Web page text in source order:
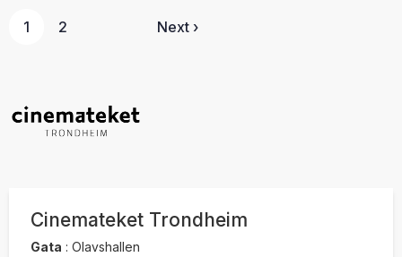
1 2 Next ›
Cinemateket Trondheim
Gata : Olavshallen